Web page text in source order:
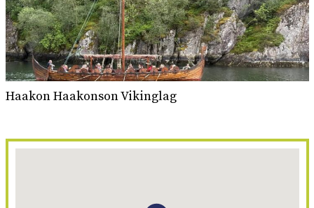
Haakon Haakonson Vikinglag